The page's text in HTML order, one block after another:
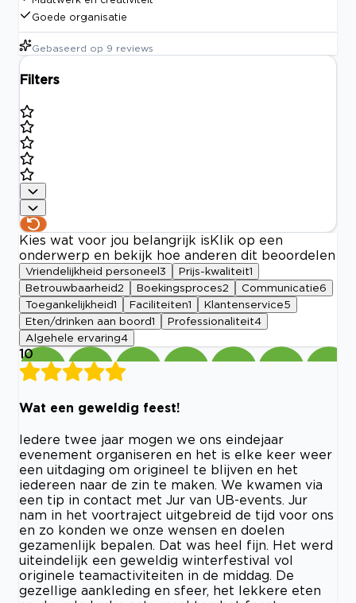
Goede organisatie
Gebaseerd op 9 reviews
Filters
Kies wat voor jou belangrijk is Klik op een
onderwerp en bekijk hoe anderen dit beoordelen
Vriendelijkheid personeel 3 Prijs-kwaliteit1
Betrouwbaarheid2 Boekingsproces2 Communicatie6
Toegankelijkheid1 Faciliteiten1 Klantenservice5
Eten/drinken aan boord1 Professionaliteit4
Algehele ervaring4
10
Wat een geweldig feest!
Iedere twee jaar mogen we ons eindejaar
evenement organiseren en het is elke keer weer
een uitdaging om origineel te blijven en het
iedereen naar de zin te maken. We kwamen via
een tip in contact met Jur van UB-events. Jur
nam in het voortraject uitgebreid de tijd voor ons
en zo konden we onze wensen en doelen
gezamenlijk bepalen. Dat was heel fijn. Het werd
uiteindelijk een geweldig winterfestival vol
originele teamactiviteiten in de middag. De
gezellige aankleding en sfeer, het lekkere eten